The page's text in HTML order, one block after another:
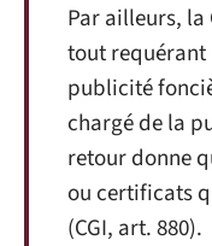
Par ailleurs, la
tout requérant
publicité
chargé de la
retour donne
ou certificats
(CGI, art. 880).